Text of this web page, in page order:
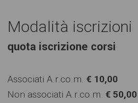
Modalità iscrizioni
quota iscrizione corsi
Associati A.r.co.m. € 10,00
Non associati A.r.co.m. € 50,00